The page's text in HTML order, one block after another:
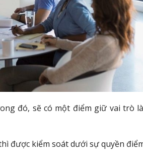
đó, sẽ có một điểm giữ vai trò
được kiểm soát dưới sự quyền